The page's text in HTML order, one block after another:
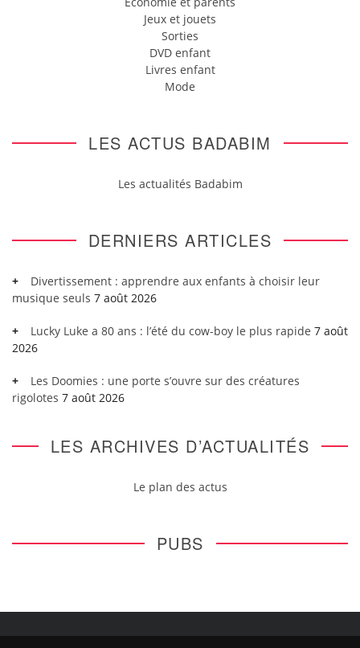
Jeux et jouets
Sorties
DVD enfant
Livres enfant
Mode
LES ACTUS BADABIM
Les actualités Badabim
DERNIERS ARTICLES
Divertissement : apprendre aux enfants à choisir leur
musique seuls 7 août 2026
Lucky Luke a 80 ans : l’été du cow-boy le plus rapide 7 août
2026
Les Doomies : une porte s’ouvre sur des créatures
rigolotes 7 août 2026
LES ARCHIVES D’ACTUALITÉS
Le plan des actus
PUBS